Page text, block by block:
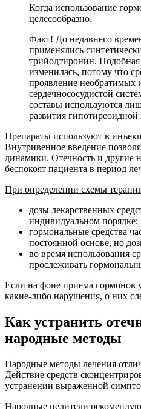
Когда использование
целесообразно.
Факт! До недавнего
применялись
трийодтиронин.
изменилась, потому что
проявление необратимых
сердечнососудистой
составы используются
развития
Препараты используют в
Внутривенное введение
динамики. Отечность и другие
беспокоят пациента в период
При определении схемы
дозы лекарственных
индивидуальном порядке;
гормональные средства
постоянной основе, но
во время использования
прослеживать
Если на фоне приема гормонов
какие-либо нарушения, о них
Как устранить
народные методы
Народные методы лечения
Действие средств
устранении выраженной
Народные целители